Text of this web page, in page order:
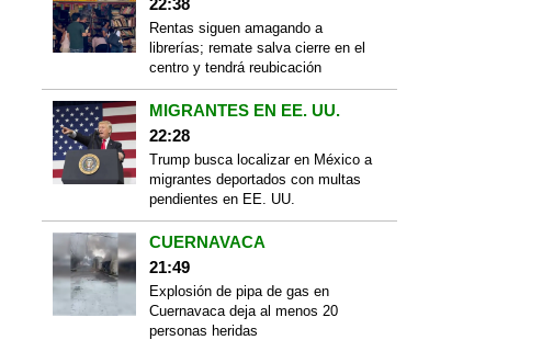
22:38
Rentas siguen amagando a
librerías; remate salva cierre en el
centro y tendrá reubicación
MIGRANTES EN EE. UU.
22:28
Trump busca localizar en México a
migrantes deportados con multas
pendientes en EE. UU.
CUERNAVACA
21:49
Explosión de pipa de gas en
Cuernavaca deja al menos 20
personas heridas